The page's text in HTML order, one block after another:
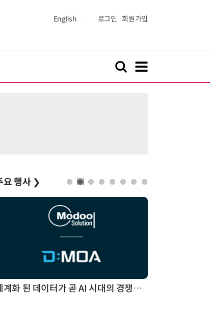
English 로그인 회원가입
요 행사 ❯
체계화 된 데이터가 곧 AI 시대의 경쟁력이다